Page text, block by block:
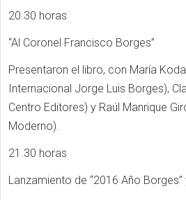
20.30 horas
“Al Coronel Francisco Borges”
Presentaron el libro, con María
Internacional Jorge Luis Borges),
Centro Editores) y Raúl Manrique
Moderno).
21.30 horas
Lanzamiento de “2016 Año